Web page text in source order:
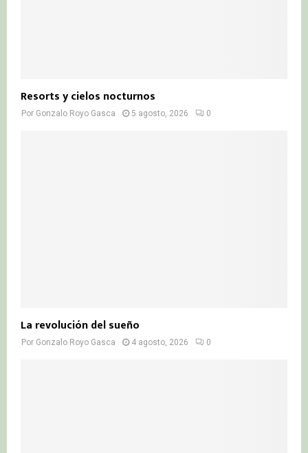
Resorts y cielos nocturnos
Por Gonzalo Royo Gasca 5 agosto, 2026 0
La revolución del sueño
Por Gonzalo Royo Gasca 4 agosto, 2026 0